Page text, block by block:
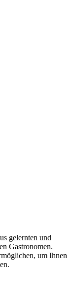
gelernten und
Gastronomen.
um Ihnen